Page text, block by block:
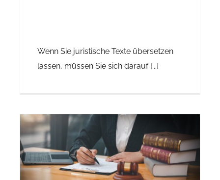
Wenn Sie juristische Texte übersetzen
lassen, müssen Sie sich darauf [...]